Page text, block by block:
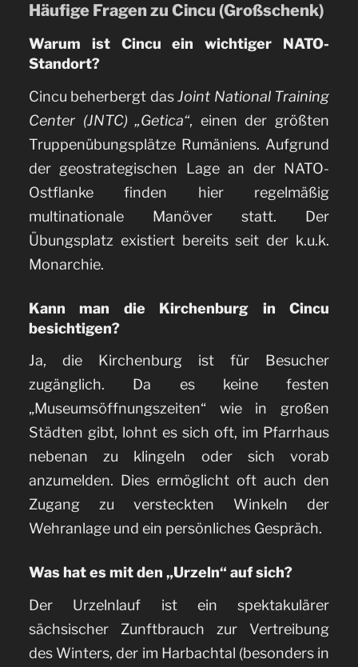
Häufige Fragen zu Cincu (Großschenk)
Warum ist Cincu ein wichtiger NATO-
Standort?
Cincu beherbergt dasJoint National Training
Center (JNTC) „Getica“, einen der größten
Truppenübungsplätze Rumäniens. Aufgrund
der geostrategischen Lage an der NATO-
Ostflanke finden hier regelmäßig
multinationale Manöver statt. Der
Übungsplatz existiert bereits seit der k.u.k.
Monarchie.
Kann man die Kirchenburg in Cincu
besichtigen?
Ja, die Kirchenburg ist für Besucher
zugänglich. Da es keine festen
„Museumsöffnungszeiten“ wie in großen
Städten gibt, lohnt es sich oft, im Pfarrhaus
nebenan zu klingeln oder sich vorab
anzumelden. Dies ermöglicht oft auch den
Zugang zu versteckten Winkeln der
Wehranlage und ein persönliches Gespräch.
Was hat es mit den „Urzeln“ auf sich?
Der Urzelnlauf ist ein spektakulärer
sächsischer Zunftbrauch zur Vertreibung
des Winters, der im Harbachtal (besonders in